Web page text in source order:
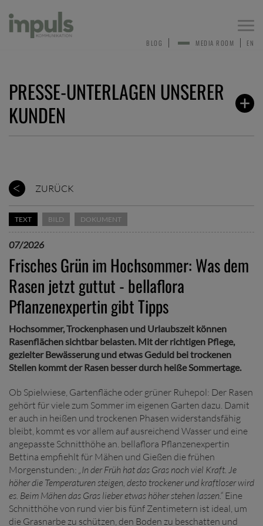
EN
MEDIA ROOM
BLOG
PRESSE-UNTERLAGEN UNSERER
KUNDEN
ZURÜCK
TEXT BILD DOKUMENT
07/2026
Frisches Grün im Hochsommer: Was dem
Rasen jetzt guttut - bellaflora
Pflanzenexpertin gibt Tipps
Hochsommer, Trockenphasen und Urlaubszeit können
Rasenflächen sichtbar belasten. Mit der richtigen Pflege,
gezielter Bewässerung und etwas Geduld bei trockenen
Stellen kommt der Rasen besser durch heiße Sommertage.
Ob Spielwiese, Gartenfläche oder grüner Ruhepol: Der Rasen
gehört für viele zum Sommer im eigenen Garten dazu. Damit
er auch in heißen und trockenen Phasen widerstandsfähig
bleibt, kommt es vor allem auf ausreichend Wasser und eine
angepasste Schnitthöhe an. bellaflora Pflanzenexpertin
Bettina empfiehlt für Mähen und Gießen die frühen
Morgenstunden: „In der Früh hat das Gras noch viel Kraft. Je
höher die Temperaturen steigen, desto trockener und kraftloser wird
es. Beim Mähen das Gras lieber etwas höher stehen lassen.“ Eine
Schnitthöhe von rund vier bis fünf Zentimetern ist ideal, um
die Grasnarbe zu schützen, den Boden zu beschatten und